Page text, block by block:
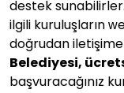
destek
ilgili kuruluşların
doğrudan
Belediyesi,
başvuracağınız